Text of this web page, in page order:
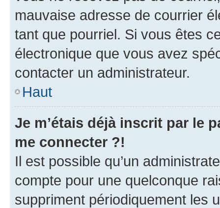
mauvaise adresse de courrier
tant que pourriel. Si vous êtes
électronique que vous avez
contacter un administrateur.
Haut
Je m’étais déjà inscrit par le
me connecter ?!
Il est possible qu’un
compte pour une quelconque
suppriment périodiquement les